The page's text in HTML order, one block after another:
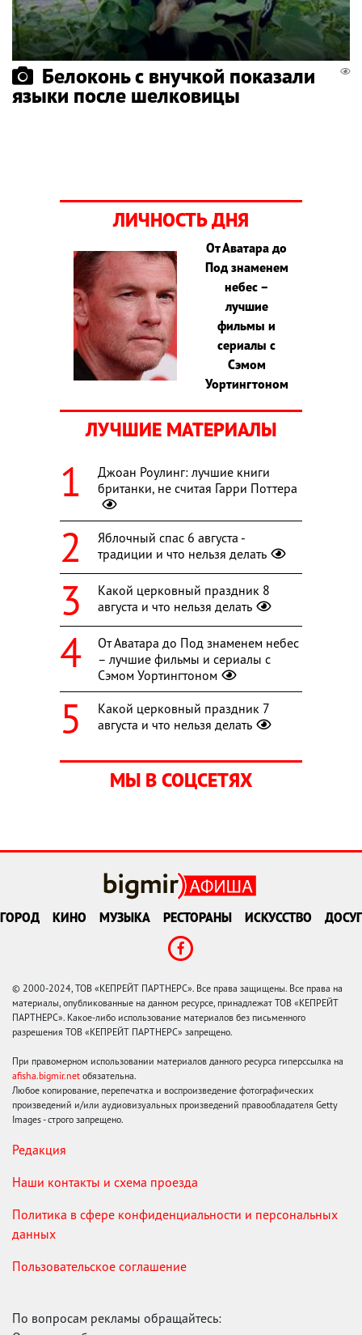
Белоконь с внучкой показали
языки после шелковицы
ЛИЧНОСТЬ ДНЯ
От Аватара до
Под знаменем
небес –
лучшие
фильмы и
сериалы с
Сэмом
Уортингтоном
ЛУЧШИЕ МАТЕРИАЛЫ
Джоан Роулинг: лучшие книги
британки, не считая Гарри Поттера
Яблочный спас 6 августа -
традиции и что нельзя делать
Какой церковный праздник 8
августа и что нельзя делать
От Аватара до Под знаменем небес
– лучшие фильмы и сериалы с
Сэмом Уортингтоном
Какой церковный праздник 7
августа и что нельзя делать
МЫ В СОЦСЕТЯХ
ГОРОД КИНО МУЗЫКА РЕСТОРАНЫ ИСКУССТВО ДОСУГ
© 2000-2024, ТОВ «КЕПРЕЙТ ПАРТНЕРС». Все права защищены. Все права на
материалы, опубликованные на данном ресурсе, принадлежат ТОВ «КЕПРЕЙТ
ПАРТНЕРС». Какое-либо использование материалов без письменного
разрешения ТОВ «КЕПРЕЙТ ПАРТНЕРС» запрещено.
При правомерном использовании материалов данного ресурса гиперссылка на
afisha.bigmir.net обязательна.
Любое копирование, перепечатка и воспроизведение фотографических
произведений и/или аудиовизуальных произведений правообладателя Getty
Images - строго запрещено.
Редакция
Наши контакты и схема проезда
Политика в сфере конфиденциальности и персональных
данных
Пользовательское соглашение
По вопросам рекламы обращайтесь: